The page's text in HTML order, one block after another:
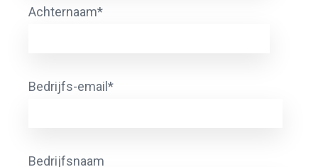
Achternaam*
Bedrijfs-email *
Bedrijfsnaam